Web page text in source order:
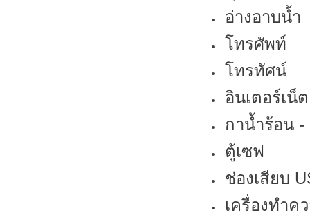
อ่างอาบน้ำ
โทรศัพท์
โทรทัศน์
อินเตอร์เน็ต
กาน้ำร้อน
ตู้เซฟ
ช่องเสียบ
เครื่องทำค